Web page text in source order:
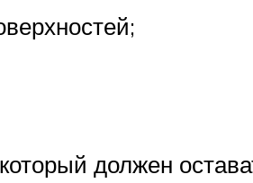
который должен